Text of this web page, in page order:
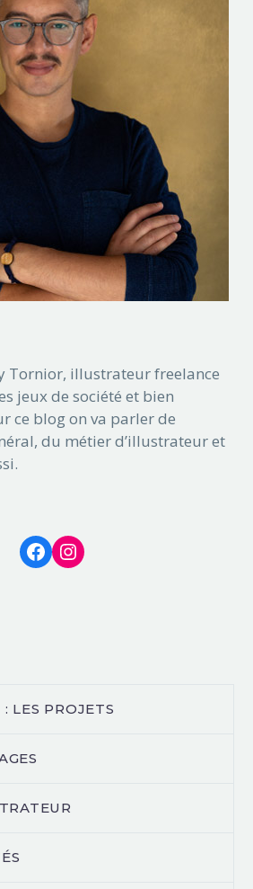
Tornior, illustrateur freelance
jeux de société et bien
ce blog on va parler de
du métier d’illustrateur et
Facebook
Instagram
LES PROJETS